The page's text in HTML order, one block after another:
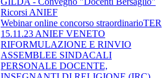
Ricorsi ANIEF
Webinar online concorso straordinarioTER
15.11.23 ANIEF VENETO
RIFORMULAZIONE E RINVIO
ASSEMBLEE SINDACALI
PERSONALE DOCENTE,